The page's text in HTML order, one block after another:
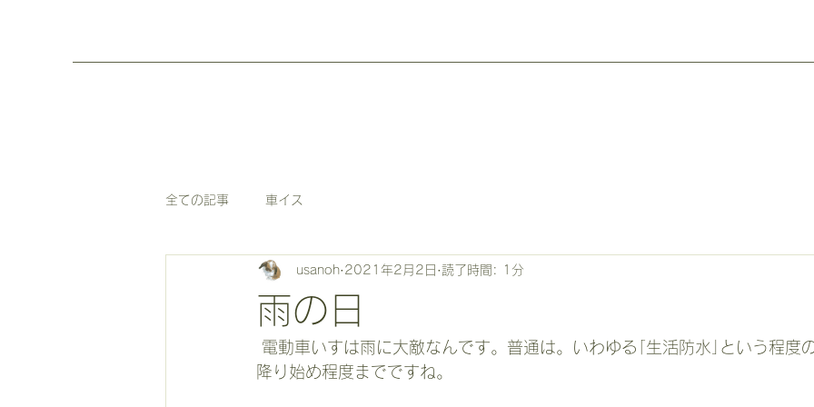
全ての記事 車イス
雨の日
usanoh 2021年2月2日 読了時間: 1分
降り始め程度までですね。